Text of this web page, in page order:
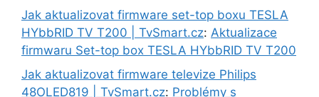
Jak aktualizovat firmware set-top boxu TESLA
HYbbRID TV T200 | TvSmart.cz: Aktualizace
firmwaru Set-top box TESLA HYbbRID TV T200
Jak aktualizovat firmware televize Philips
48OLED819 | TvSmart.cz: Problémy s